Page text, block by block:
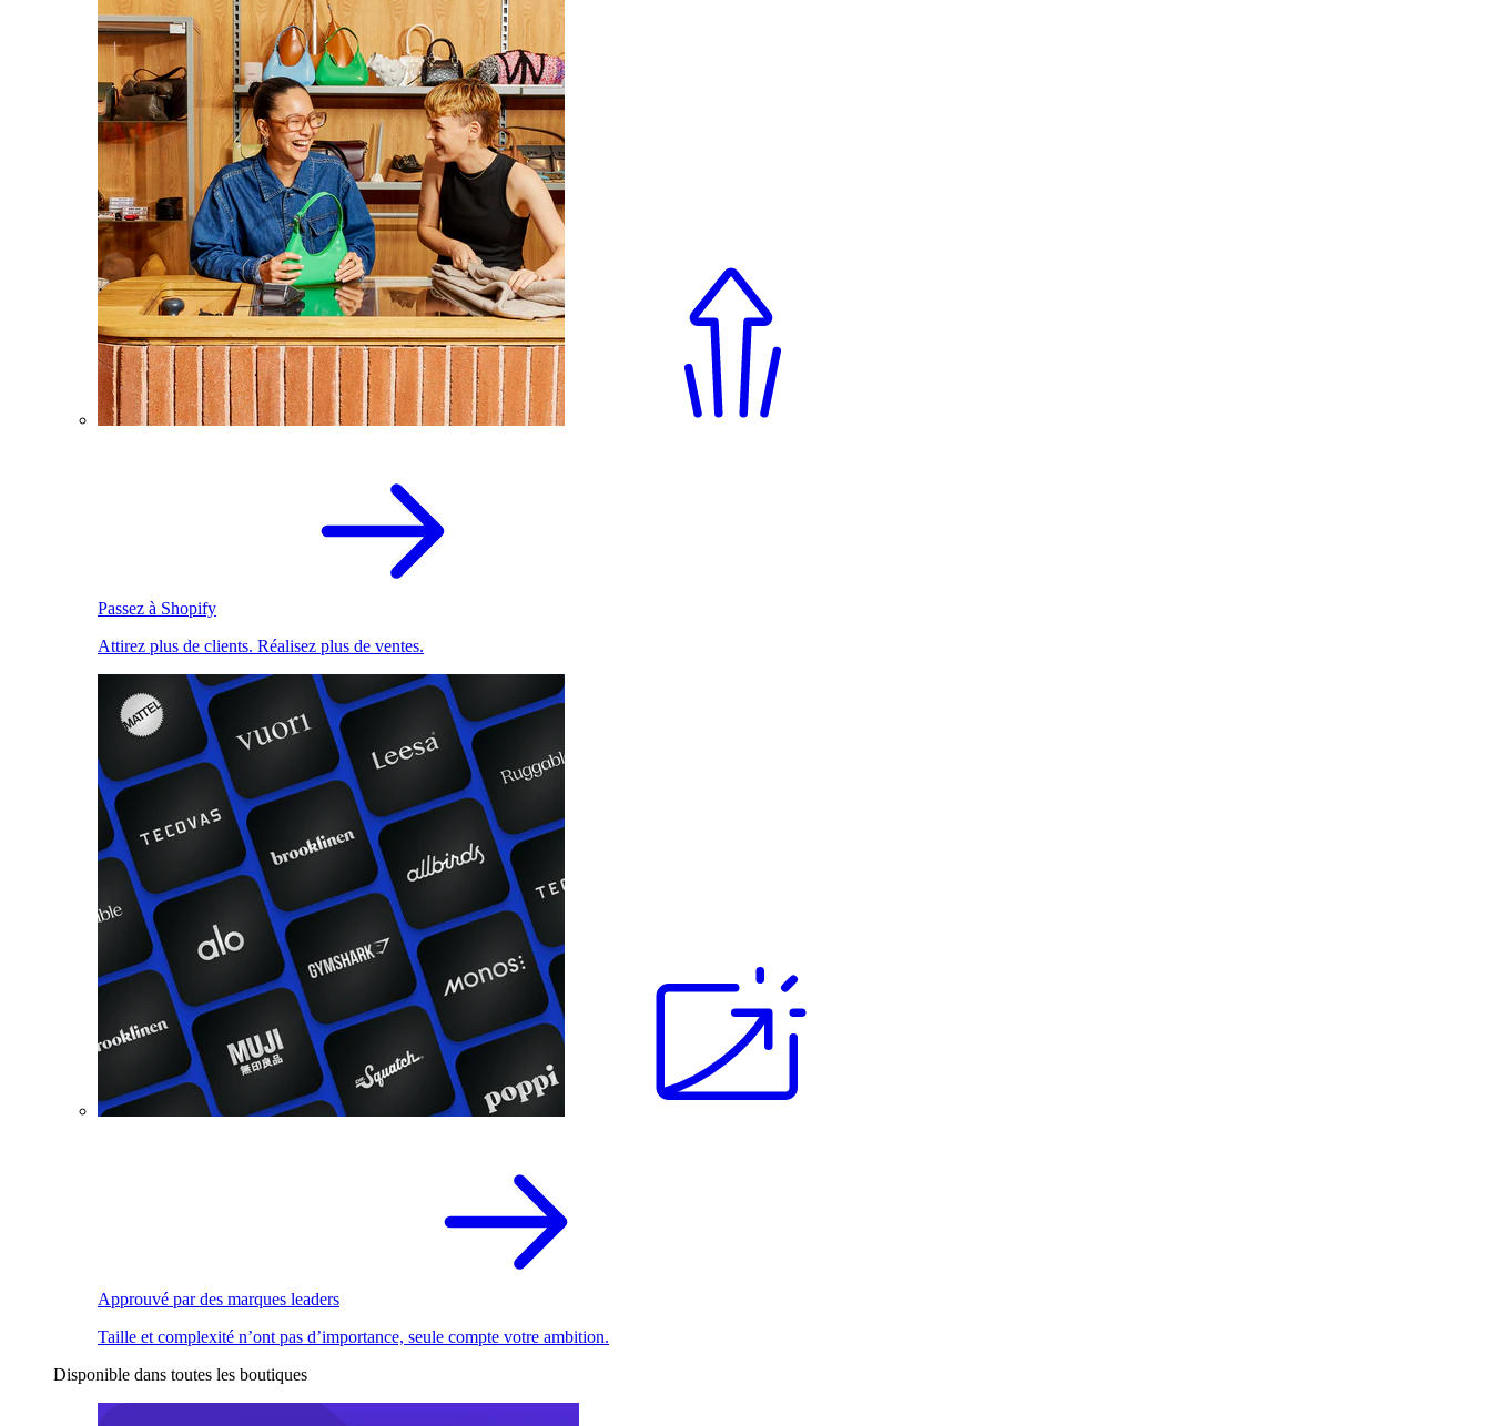
Passez à Shopify
Attirez plus de clients. Réalisez plus de ventes.
Approuvé par des marques leaders
Taille et complexité n’ont pas d’importance, seule compte votre ambition.
Disponible dans toutes les boutiques